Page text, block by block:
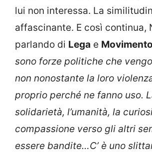
lui non interessa. La
affascinante. E così continua,
parlando di Lega e
sono forze politiche che
non nonostante la loro
proprio perché ne fanno uso.
solidarietà, l’umanità, la
compassione verso gli altri
essere bandite…C’ è uno